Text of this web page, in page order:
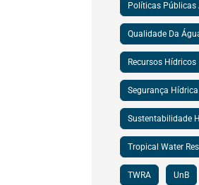
Políticas
Qualidade Da
Recursos Hídricos
Segurança Hídrica
Sustentabilidade
Tropical Water
TWRA UnB